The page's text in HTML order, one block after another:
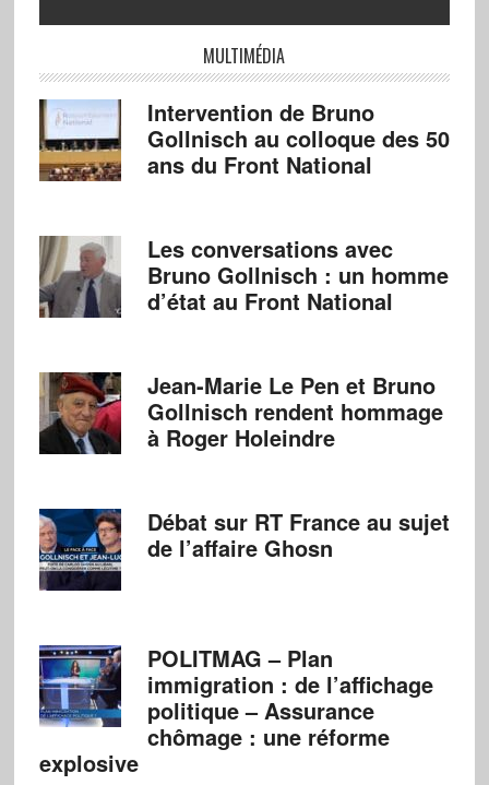
MULTIMÉDIA
Intervention de Bruno
Gollnisch au colloque des 50
ans du Front National
Les conversations avec
Bruno Gollnisch : un homme
d’état au Front National
Jean-Marie Le Pen et Bruno
Gollnisch rendent hommage
à Roger Holeindre
Débat sur RT France au sujet
de l’affaire Ghosn
POLITMAG – Plan
immigration : de l’affichage
politique – Assurance
chômage : une réforme
explosive